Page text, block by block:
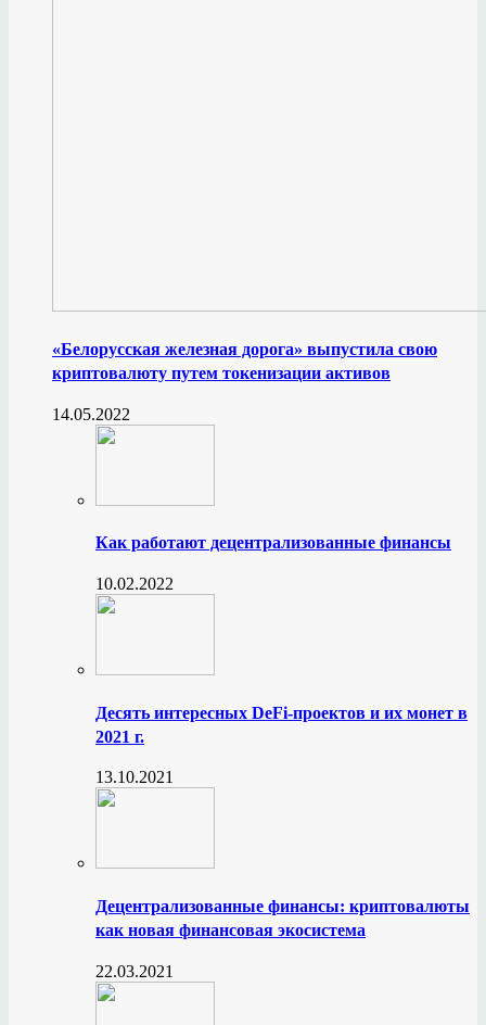
«Белорусская железная дорога» выпустила свою
криптовалюту путем токенизации активов
14.05.2022
Как работают децентрализованные финансы
10.02.2022
Десять интересных DeFi-проектов и их монет в
2021 г.
13.10.2021
Децентрализованные финансы: криптовалюты
как новая финансовая экосистема
22.03.2021